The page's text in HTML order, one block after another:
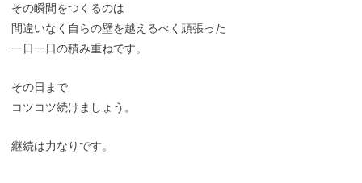
その瞬間をつくるのは
間違いなく自らの壁を越えるべく頑張った
一日一日の積み重ねです。
その日まで
コツコツ続けましょう。
継続は力なりです。